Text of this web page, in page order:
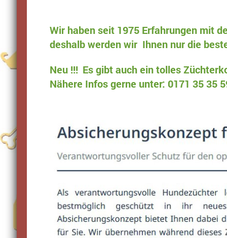
Wir haben seit 1975 Erfahrungen mit
deshalb werden wir Ihnen nur die
Neu !!! Es gibt auch ein tolles
Nähere Infos gerne unter: 0171 35 35